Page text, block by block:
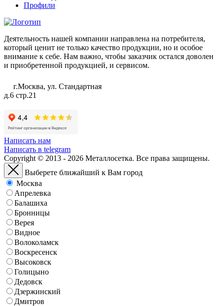
Профили
Деятельность нашей компании направлена на потребителя,
который ценит не только качество продукции, но и особое
внимание к себе. Нам важно, чтобы заказчик остался доволен
и приобретенной продукцией, и сервисом.
г.Москва, ул. Стандартная
д.6 стр.21
Написать нам
Написать в telegram
Copyright © 2013 - 2026 Металлосетка. Все права защищены.
Выберете ближайший к Вам город
Москва
Апрелевка
Балашиха
Бронницы
Верея
Видное
Волоколамск
Воскресенск
Высоковск
Голицыно
Дедовск
Дзержинский
Дмитров